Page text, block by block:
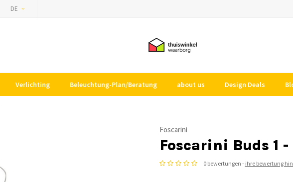
DE
Verlichting Beleuchtung-Plan/Beratung about us Design Deals
Foscarini
Foscarini Buds 1
0 bewertungen - ihre bewertung